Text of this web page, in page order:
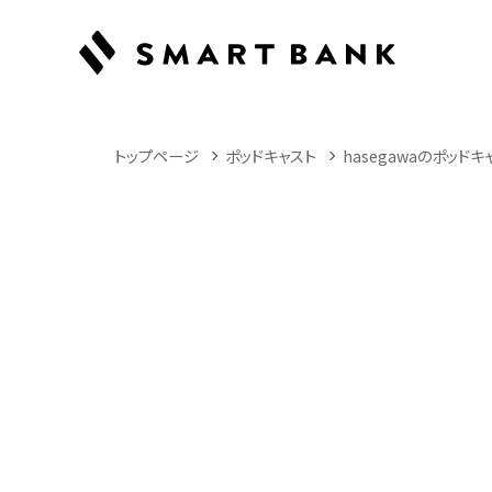
トップページ ポッドキャスト hasegawaのポッドキ